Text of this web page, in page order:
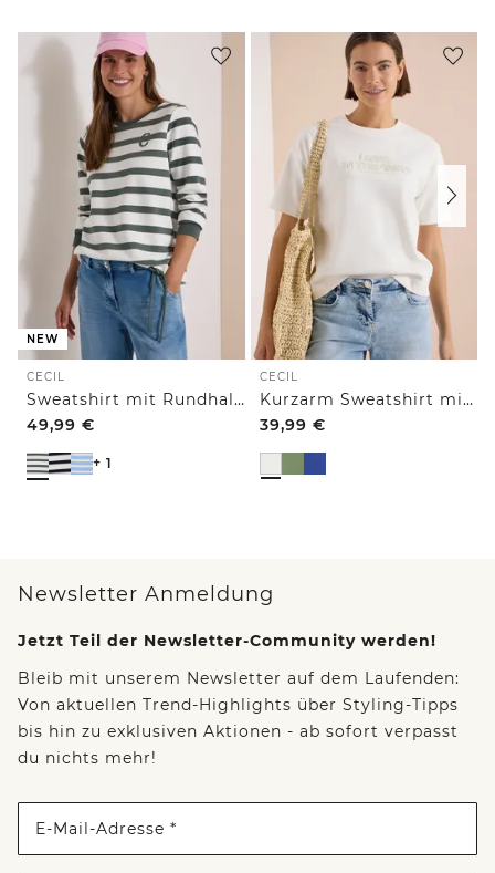
NEW
CECIL
Sweatshirt mit Rundhals und Tunnelzug
49,99 €
+ 1
CECIL
Kurzarm Sweatshirt mit Embroidery
39,99 €
Newsletter Anmeldung
Jetzt Teil der Newsletter-Community werden!
Bleib mit unserem Newsletter auf dem Laufenden:
Von aktuellen Trend-Highlights über Styling-Tipps
bis hin zu exklusiven Aktionen - ab sofort verpasst
du nichts mehr!
E-Mail-Adresse *